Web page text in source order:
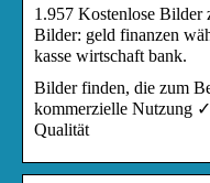
1.957 Kostenlose
Bilder: geld finanzen
kasse wirtschaft bank.
Bilder finden, die zum
kommerzielle Nutzung
Qualität